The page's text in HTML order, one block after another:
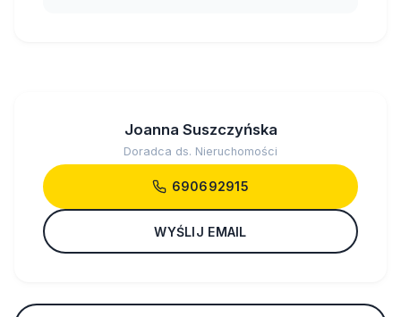
Joanna Suszczyńska
Doradca ds. Nieruchomości
690692915
WYŚLIJ EMAIL